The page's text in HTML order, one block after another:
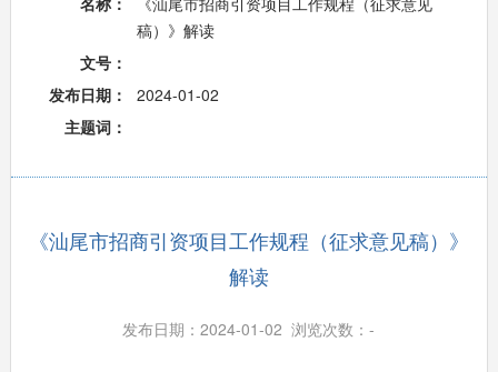
稿）》解读
文号：
发布日期：
2024-01-02
主题词：
《汕尾市招商引资项目工作规程（征求意见稿）》
解读
发布日期：2024-01-02 浏览次数：-